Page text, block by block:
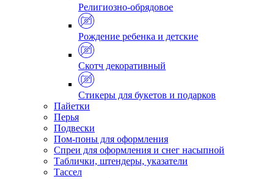
Религиозно-обрядовое
Рождение ребенка и детские
Скотч декоративный
Стикеры для букетов и подарков
Пайетки
Перья
Подвески
Пом-поны для оформления
Спреи для оформления и снег насыпной
Таблички, штендеры, указатели
Тассел